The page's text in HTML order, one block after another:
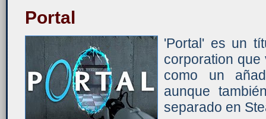
Portal
'Portal' es un
corporation que
como un
aunque
separado en